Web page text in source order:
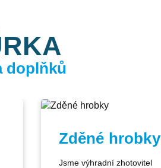
doplňků
Zděné hrobky
Jsme výhradní zhotovitel